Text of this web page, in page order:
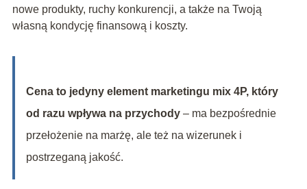
nowe produkty, ruchy konkurencji, a także na Twoją
własną kondycję finansową i koszty.
Cena to jedyny element marketingu mix 4P, który
od razu wpływa na przychody– ma bezpośrednie
przełożenie na marżę, ale też na wizerunek i
postrzeganą jakość.